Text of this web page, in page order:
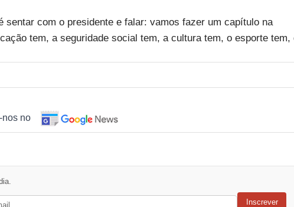
sentar com o presidente e falar: vamos fazer um capítulo na
tem, a seguridade social tem, a cultura tem, o esporte tem,
nos no
Inscrever